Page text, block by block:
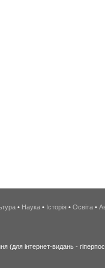
• Наука • Історія • Освіта •
(для інтернет-видань -